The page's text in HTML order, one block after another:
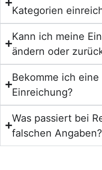
Kategorien
Kann ich meine
ändern oder
Bekomme ich
Einreichung?
Was passiert bei
falschen Angaben?